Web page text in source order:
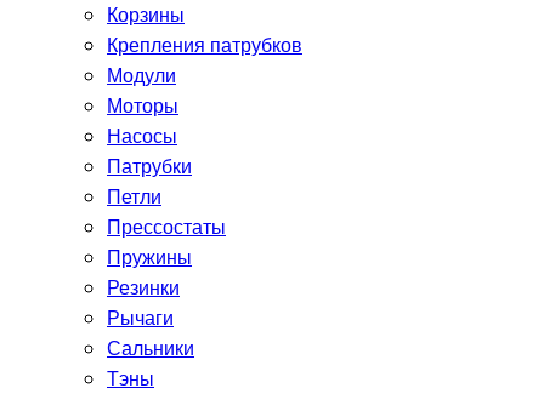
Корзины
Крепления патрубков
Модули
Моторы
Насосы
Патрубки
Петли
Прессостаты
Пружины
Резинки
Рычаги
Сальники
Тэны